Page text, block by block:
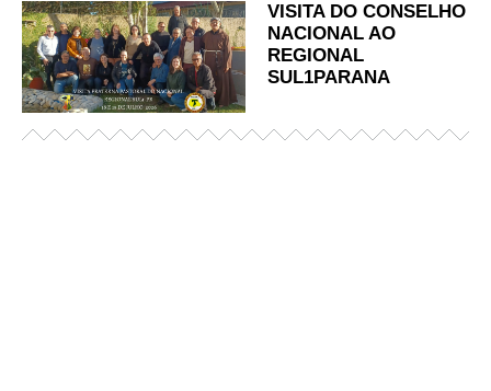
VISITA DO CONSELHO
NACIONAL AO
REGIONAL
SUL1PARANA